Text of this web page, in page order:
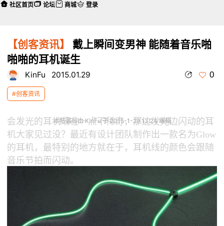
【创客资讯】
戴上瞬间变男神 能随着音乐啪
啪啪的耳机诞生
KinFu 2015.01.29 0
#创客资讯
本帖最后由 KinFu 于 2015-1-29 13:24 编辑
会发光的耳机现在一点不稀奇，那边发光边闪动的耳
机大家见过没？最近有设计团队制作出一款名为Glow
的耳机，最特别的地方就在于，耳机线的颜色会跟随
音乐节拍而闪动。
社区首页 论坛 商城 登录